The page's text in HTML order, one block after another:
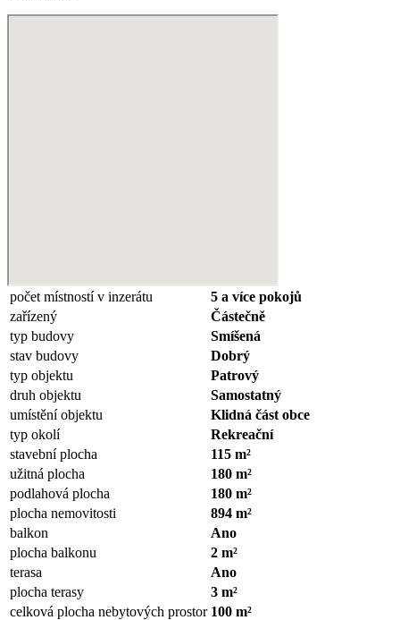
počet místností v inzerátu
5 a více pokojů
zařízený
Částečně
typ budovy
Smíšená
stav budovy
Dobrý
typ objektu
Patrový
druh objektu
Samostatný
umístění objektu
Klidná část obce
typ okolí
Rekreační
stavební plocha
115 m²
užitná plocha
180 m²
podlahová plocha
180 m²
plocha nemovitosti
894 m²
balkon
Ano
plocha balkonu
2 m²
terasa
Ano
plocha terasy
3 m²
celková plocha nebytových prostor 100 m²